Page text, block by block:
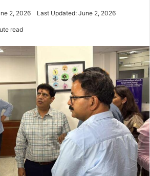
2, 2026 Last Updated: June 2, 2026
read